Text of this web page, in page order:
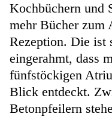
Kochbüchern und
mehr Bücher zum
Rezeption. Die ist
eingerahmt, dass
fünfstöckigen
Blick entdeckt.
Betonpfeilern